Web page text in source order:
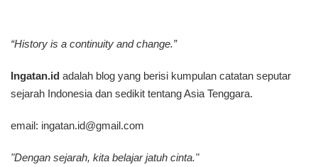
“History is a continuity and change.”
Ingatan.id adalah blog yang berisi kumpulan catatan seputar
sejarah Indonesia dan sedikit tentang Asia Tenggara.
email: ingatan.id@gmail.com
"Dengan sejarah, kita belajar jatuh cinta."